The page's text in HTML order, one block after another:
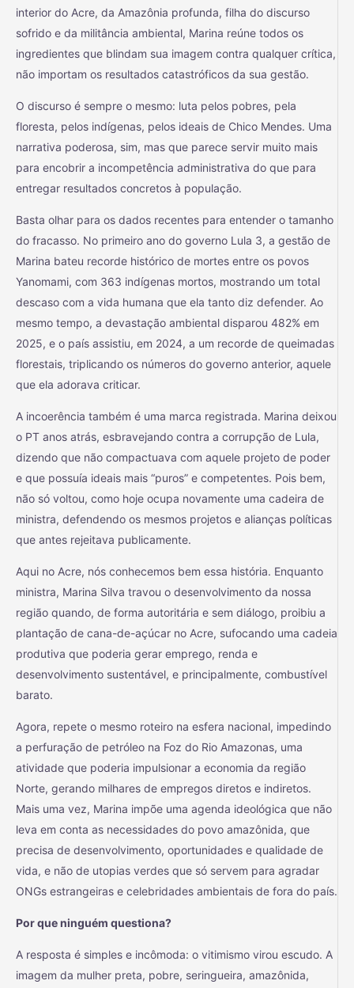
interior do Acre, da Amazônia profunda, filha do discurso
sofrido e da militância ambiental, Marina reúne todos os
ingredientes que blindam sua imagem contra qualquer crítica,
não importam os resultados catastróficos da sua gestão.
O discurso é sempre o mesmo: luta pelos pobres, pela
floresta, pelos indígenas, pelos ideais de Chico Mendes. Uma
narrativa poderosa, sim, mas que parece servir muito mais
para encobrir a incompetência administrativa do que para
entregar resultados concretos à população.
Basta olhar para os dados recentes para entender o tamanho
do fracasso. No primeiro ano do governo Lula 3, a gestão de
Marina bateu recorde histórico de mortes entre os povos
Yanomami, com 363 indígenas mortos, mostrando um total
descaso com a vida humana que ela tanto diz defender. Ao
mesmo tempo, a devastação ambiental disparou 482% em
2025, e o país assistiu, em 2024, a um recorde de queimadas
florestais, triplicando os números do governo anterior, aquele
que ela adorava criticar.
A incoerência também é uma marca registrada. Marina deixou
o PT anos atrás, esbravejando contra a corrupção de Lula,
dizendo que não compactuava com aquele projeto de poder
e que possuía ideais mais “puros” e competentes. Pois bem,
não só voltou, como hoje ocupa novamente uma cadeira de
ministra, defendendo os mesmos projetos e alianças políticas
que antes rejeitava publicamente.
Aqui no Acre, nós conhecemos bem essa história. Enquanto
ministra, Marina Silva travou o desenvolvimento da nossa
região quando, de forma autoritária e sem diálogo, proibiu a
plantação de cana-de-açúcar no Acre, sufocando uma cadeia
produtiva que poderia gerar emprego, renda e
desenvolvimento sustentável, e principalmente, combustível
barato.
Agora, repete o mesmo roteiro na esfera nacional, impedindo
a perfuração de petróleo na Foz do Rio Amazonas, uma
atividade que poderia impulsionar a economia da região
Norte, gerando milhares de empregos diretos e indiretos.
Mais uma vez, Marina impõe uma agenda ideológica que não
leva em conta as necessidades do povo amazônida, que
precisa de desenvolvimento, oportunidades e qualidade de
vida, e não de utopias verdes que só servem para agradar
ONGs estrangeiras e celebridades ambientais de fora do país.
Por que ninguém questiona?
A resposta é simples e incômoda: o vitimismo virou escudo. A
imagem da mulher preta, pobre, seringueira, amazônida,